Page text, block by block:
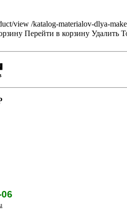
view /katalog-materialov-dlya-
Перейти в корзину Удалить